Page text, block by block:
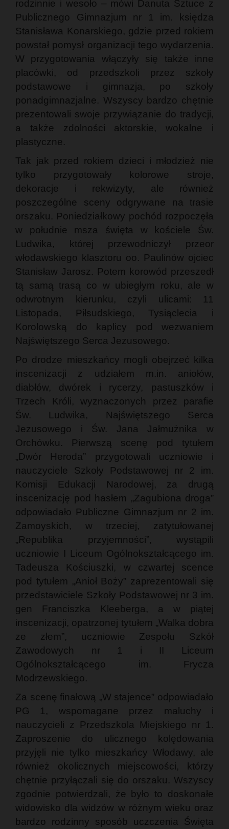
rodzinnie i wesoło – mówi Danuta Sztuce z
Publicznego Gimnazjum nr 1 im. księdza
Stanisława Konarskiego, gdzie przed rokiem
powstał pomysł organizacji tego wydarzenia.
W przygotowania włączyły się także inne
placówki, od przedszkoli przez szkoły
podstawowe i gimnazja, po szkoły
ponadgimnazjalne. Wszyscy bardzo chętnie
prezentowali swoje przywiązanie do tradycji,
a także zdolności aktorskie, wokalne i
plastyczne.
Tak jak przed rokiem dzieci i młodzież nie
tylko przygotowały kolorowe stroje,
dekoracje i rekwizyty, ale również
poszczególne sceny odgrywane na trasie
orszaku. Poniedziałkowy pochód rozpoczęła
w południe msza święta w kościele Św.
Ludwika, której przewodniczył przeor
włodawskiego klasztoru oo. Paulinów ojciec
Stanisław Jarosz. Potem korowód przeszedł
tą samą trasą co w ubiegłym roku, ale w
odwrotnym kierunku, czyli ulicami: 11
Listopada, Piłsudskiego, Tysiąclecia i
Korolowską do kaplicy pod wezwaniem
Najświętszego Serca Jezusowego.
Po drodze mieszkańcy mogli obejrzeć kilka
inscenizacji z udziałem m.in. aniołów,
diabłów, dwórek i rycerzy, pastuszków i
Trzech Króli, wyznaczonych przez parafie
Św. Ludwika, Najświętszego Serca
Jezusowego i Św. Jana Jałmużnika w
Orchówku. Pierwszą scenę pod tytułem
„Dwór Heroda” przygotowali uczniowie i
nauczyciele Szkoły Podstawowej nr 2 im.
Komisji Edukacji Narodowej, za drugą
inscenizację pod hasłem „Zagubiona droga”
odpowiadało Publiczne Gimnazjum nr 2 im.
Zamoyskich, w trzeciej, zatytułowanej
„Republika przyjemności”, wystąpili
uczniowie I Liceum Ogólnokształcącego im.
Tadeusza Kościuszki, w czwartej scence
pod tytułem „Anioł Boży” zaprezentowali się
przedstawiciele Szkoły Podstawowej nr 3 im.
gen Franciszka Kleeberga, a w piątej
inscenizacji, opatrzonej tytułem „Walka dobra
ze złem”, uczniowie Zespołu Szkół
Zawodowych nr 1 i II Liceum
Ogólnokształcącego im. Frycza
Modrzewskiego.
Za scenę finałową „W stajence” odpowiadało
PG 1, wspomagane przez maluchy i
nauczycieli z Przedszkola Miejskiego nr 1.
Zaproszenie do ulicznego kolędowania
przyjęli nie tylko mieszkańcy Włodawy, ale
również okolicznych miejscowości, którzy
chętnie przyłączali się do orszaku. Wszyscy
zgodnie potwierdzali, że było to doskonałe
widowisko dla widzów w różnym wieku oraz
bardzo rodzinny sposób uczczenia Święta